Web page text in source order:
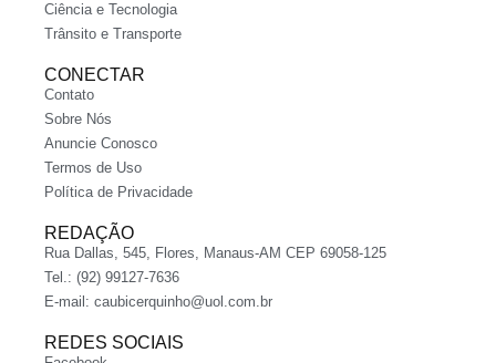
Ciência e Tecnologia
Trânsito e Transporte
CONECTAR
Contato
Sobre Nós
Anuncie Conosco
Termos de Uso
Política de Privacidade
REDAÇÃO
Rua Dallas, 545, Flores, Manaus-AM CEP 69058-125
Tel.: (92) 99127-7636
E-mail: caubicerquinho@uol.com.br
REDES SOCIAIS